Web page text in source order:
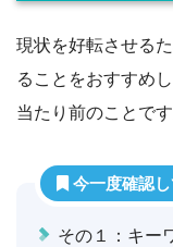
現状を好転させる
ることをおすすめし
当たり前のことで
今一度確認
その１：キー